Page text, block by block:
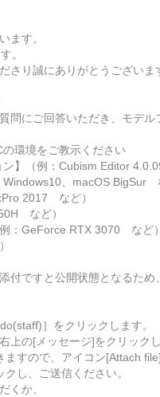
ます。
。
さり誠にありがとうございま
問にご回答いただき、モデ
の環境をご教示ください
】（例：Cubism Editor
Windows10、macOS BigSur
2017 など）
など）
：GeForce RTX 3070 など）
付ですと公開状態となるため
］をクリックします。
の[メッセージ]をクリックし
すので、アイコン[Attach
し、ご送信ください。
くか、